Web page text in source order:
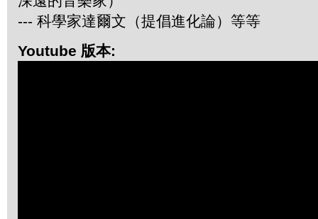
--- 科學家達爾文（提倡進化論）等等
Youtube 版本: